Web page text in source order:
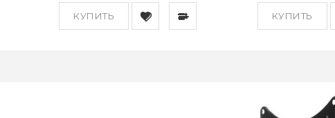
КУПИТЬ КУПИТЬ